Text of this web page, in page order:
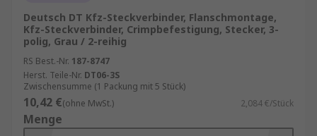
Löten überflüssig.
Board-to-Board-Steckverbinder
verbinden zwei Leiterplatten miteinander.
Draht-zu-Draht-Steckverbinder
zwei Drähte, die bereits angeschlossen
sind, z. B. eine Crimpverbindung mit einem
Deutsch DT Kfz-Steckverbinder, Flanschmontage,
Kfz-Steckverbinder, Crimpbefestigung, Stecker, 3-
polig, Grau / 2-reihig
RS Best.-Nr. 187-8747
Herst. Teile-Nr. DT06-3S
Zwischensumme (1 Packung mit 5 Stück)
10,42 €(ohne MwSt.) 2,084 €/Stück
Menge